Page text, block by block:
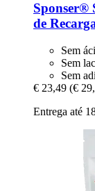
Sponser®
de
Sem
Sem
Sem
€ 23,49 (€
Entrega até